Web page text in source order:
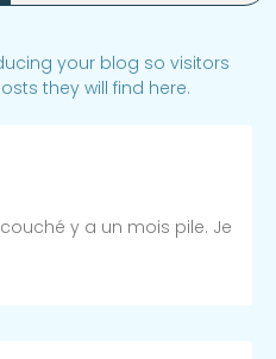
your blog so visitors
they will find here.
y a un mois pile. Je